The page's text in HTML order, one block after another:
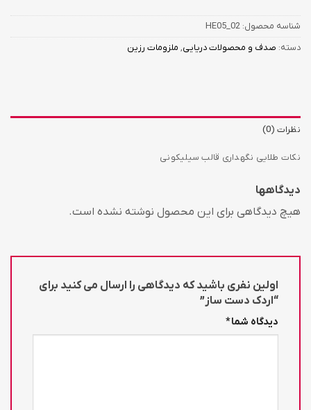
شناسه محصول: HE05_02
دسته: صدف و محصولات دریایی, ملزومات رزین
نظرات (0)
نکات طلایی نگهداری قالب سیلیکونی
دیدگاهها
هیچ دیدگاهی برای این محصول نوشته نشده است.
اولین نفری باشید که دیدگاهی را ارسال می کنید برای
“اردک دست ساز”
دیدگاه شما*